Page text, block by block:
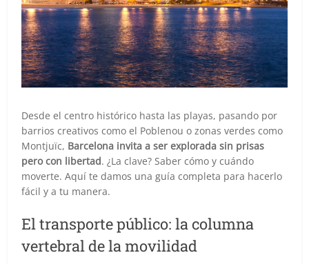
Desde el centro histórico hasta las playas, pasando por
barrios creativos como el Poblenou o zonas verdes como
Montjuïc, Barcelona invita a ser explorada sin prisas
pero con libertad. ¿La clave? Saber cómo y cuándo
moverte. Aquí te damos una guía completa para hacerlo
fácil y a tu manera.
El transporte público: la columna
vertebral de la movilidad